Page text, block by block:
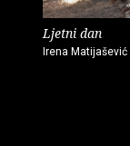
Ljetni dan
Irena Matijašević